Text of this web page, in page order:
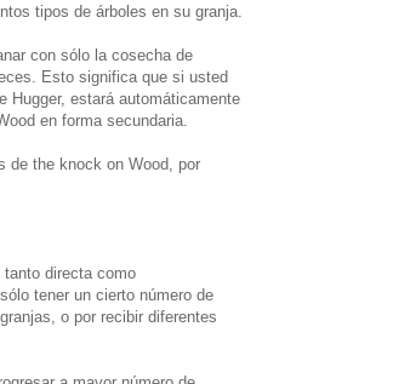
tipos de árboles en su granja.
con sólo la cosecha de
Esto significa que si usted
Hugger, estará automáticamente
en forma secundaria.
de the knock on Wood, por
directa como
tener un cierto número de
o por recibir diferentes